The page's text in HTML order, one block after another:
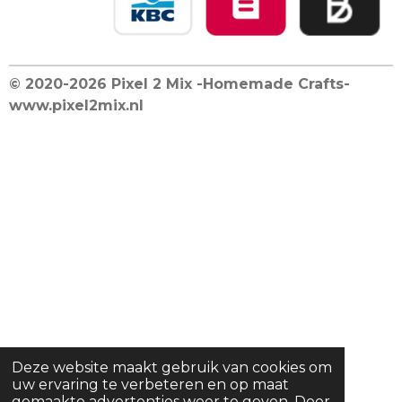
Deze website maakt gebruik van cookies om
uw ervaring te verbeteren en op maat
© 2020-2026 Pixel 2 Mix -Homemade Crafts-
www.pixel2mix.nl